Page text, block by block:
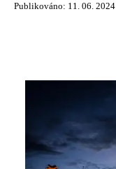
Publikováno: 11. 06. 2024